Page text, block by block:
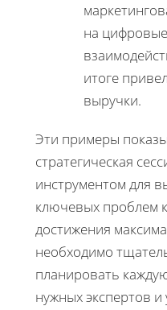
на
итоге
выручки.
Эти примеры
стратегическая
инструментом для
ключевых проблем
достижения
необходимо
планировать
нужных экспертов